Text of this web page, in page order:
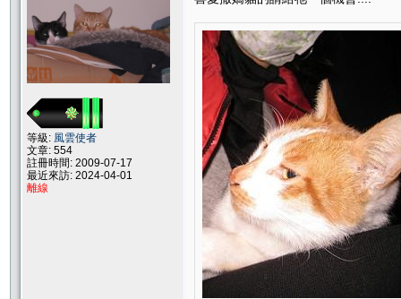
等級: 風雲使者
文章: 554
註冊時間: 2009-07-17
最近來訪: 2024-04-01
離線